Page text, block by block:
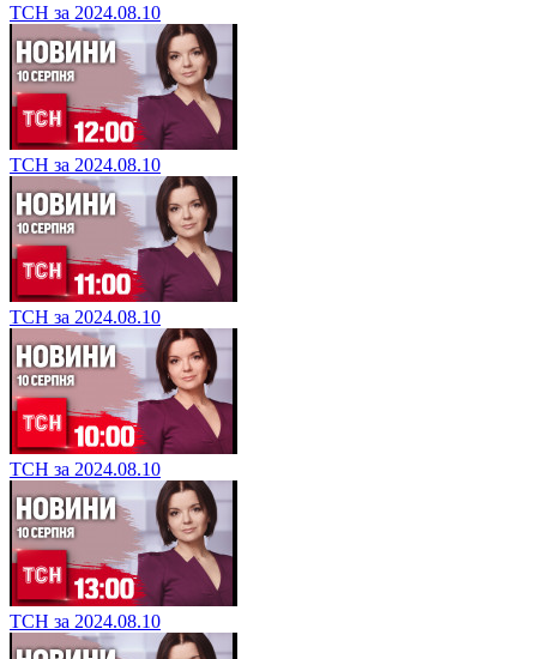
ТСН за 2024.08.10
ТСН за 2024.08.10
ТСН за 2024.08.10
ТСН за 2024.08.10
ТСН за 2024.08.10